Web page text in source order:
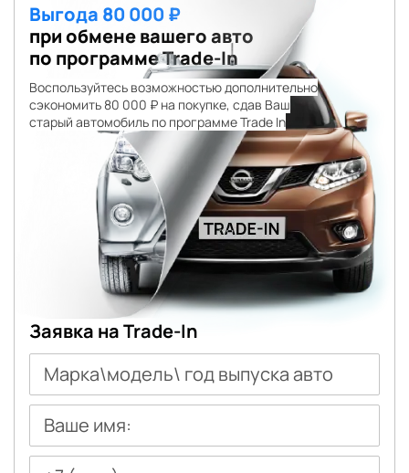
Выгода 80 000 ₽
при обмене вашего авто
по программе Trade-In
Воспользуйтесь возможностью дополнительно
сэкономить 80 000 ₽ на покупке, сдав Ваш
старый автомобиль по программе Trade In
Заявка на Trade-In
Марка\модель\ год выпуска авто
Ваше имя: